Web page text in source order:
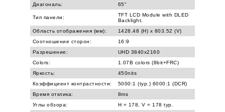
Диагональ: 65"
Тип панели:
TFT LCD Module with DLED
Backlight.
Область отображения (мм):
1428.48 (H) x 803.52 (V)
Соотношение сторон:
16:9
Разрешение:
UHD 3840x2160
Colors:
1.07B colors (8bit+FRC)
Яркость:
450nits
Коэффициент контрастности:
5000:1 (typ.) 6000:1 (DCR)
Время отклика:
8ms
Углы обзора:
H = 178, V = 178 typ.